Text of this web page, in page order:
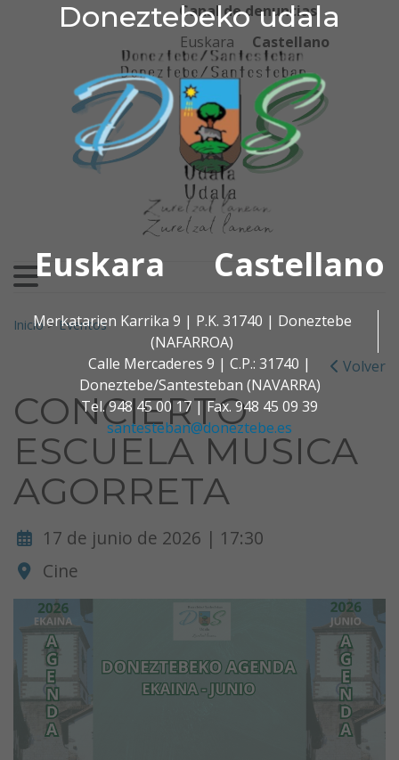
Doneztebeko udala
Euskara Castellano
Merkatarien Karrika 9 | P.K. 31740 | Doneztebe
(NAFARROA)
Calle Mercaderes 9 | C.P.: 31740 |
Doneztebe/Santesteban (NAVARRA)
Tel. 948 45 00 17 | Fax. 948 45 09 39
santesteban@doneztebe.es
Ir al contenido
Doneztebeko udala
Canal de denuncias
Euskara
Castellano
Buscar:
Inicio>Eventos
Volver
CONCIERTO
ESCUELA MUSICA
AGORRETA
17 de junio de 2026 | 17:30
Cine